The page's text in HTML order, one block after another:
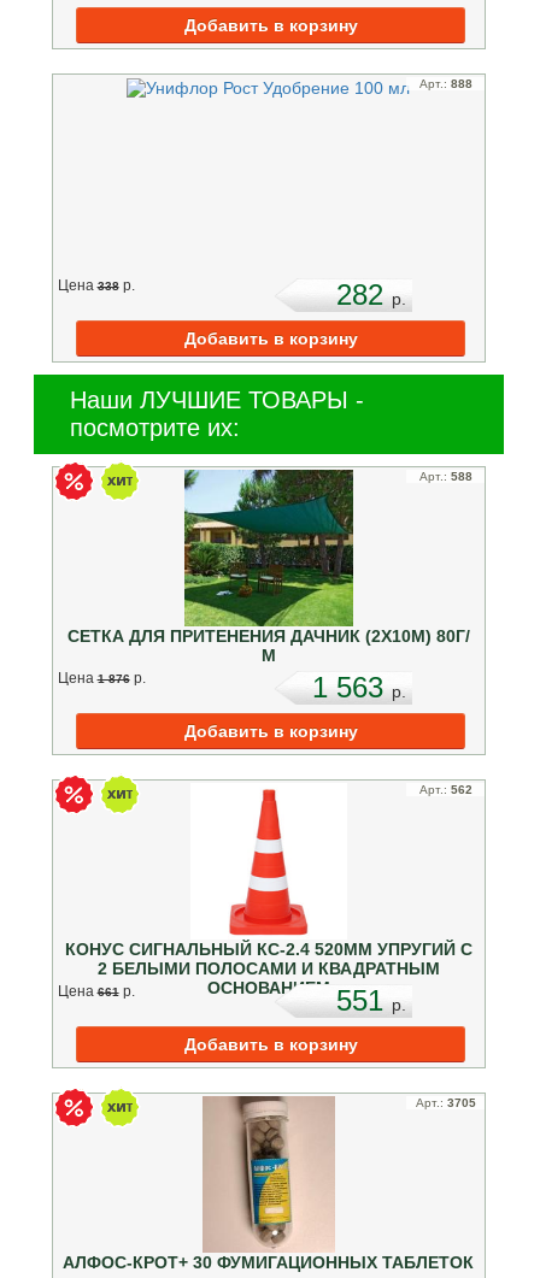
Арт.: 888
Цена 338 p. 282p.
Наши ЛУЧШИЕ ТОВАРЫ -
посмотрите их:
Арт.: 588
СЕТКА ДЛЯ ПРИТЕНЕНИЯ ДАЧНИК (2Х10М) 80Г/
М
Цена 1 876 p. 1 563p.
Арт.: 562
КОНУС СИГНАЛЬНЫЙ КС-2.4 520ММ УПРУГИЙ С
2 БЕЛЫМИ ПОЛОСАМИ И КВАДРАТНЫМ
ОСНОВАНИЕМ
Цена 661 p. 551p.
Арт.: 3705
АЛФОС-КРОТ+ 30 ФУМИГАЦИОННЫХ ТАБЛЕТОК